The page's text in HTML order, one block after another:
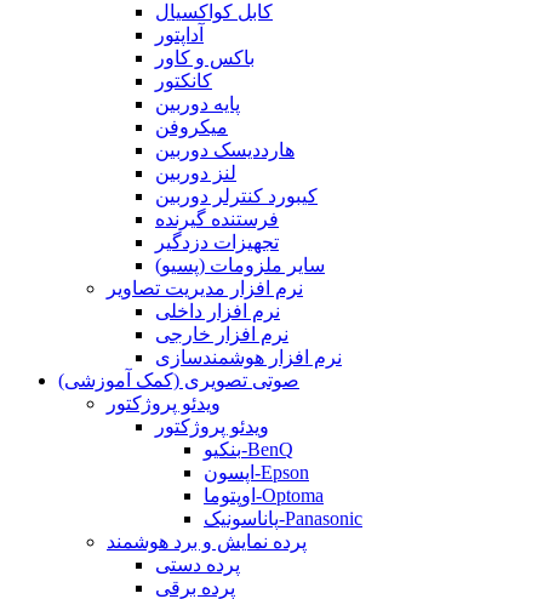
کابل کواکسیال
آداپتور
باکس و کاور
کانکتور
پایه دوربین
میکروفن
هارددیسک دوربین
لنز دوربین
کیبورد کنترلر دوربین
فرستنده گیرنده
تجهیزات دزدگیر
سایر ملزومات (پسیو)
نرم افزار مدیریت تصاویر
نرم افزار داخلی
نرم افزار خارجی
نرم افزار هوشمندسازی
صوتی تصویری (کمک آموزشی)
ویدئو پروژکتور
ویدئو پروژکتور
بنکیو-BenQ
اپسون-Epson
اوپتوما-Optoma
پاناسونیک-Panasonic
پرده نمایش و برد هوشمند
پرده دستی
پرده برقی